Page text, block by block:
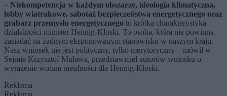
– Niekompetencja w każdym obszarze, ideologia klimatyczna,
lobby wiatrakowe, sabotaż bezpieczeństwa energetycznego oraz
grabarz przemysłu energetycznego to krótka charakterystyka
działalności minister Hennig-Kloski. To osoba, która nie powinna
zasiadać na żadnym eksponowanym stanowisku w naszym kraju.
Nasz wniosek nie jest polityczny, tylko merytoryczny – mówił w
Sejmie Krzysztof Mulawa, przedstawiciel autorów wniosku o
wyrażenie wotum nieufności dla Hennig-Kloski.
Reklama